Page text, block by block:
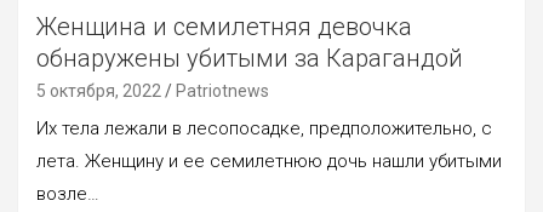
Женщина и семилетняя девочка
обнаружены убитыми за Карагандой
5 октября, 2022 Patriotnews
Их тела лежали в лесопосадке, предположительно, с
лета. Женщину и ее семилетнюю дочь нашли убитыми
возле…